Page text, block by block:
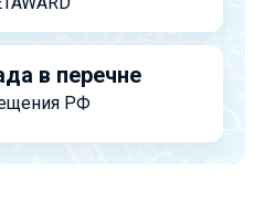
в перечне
РФ